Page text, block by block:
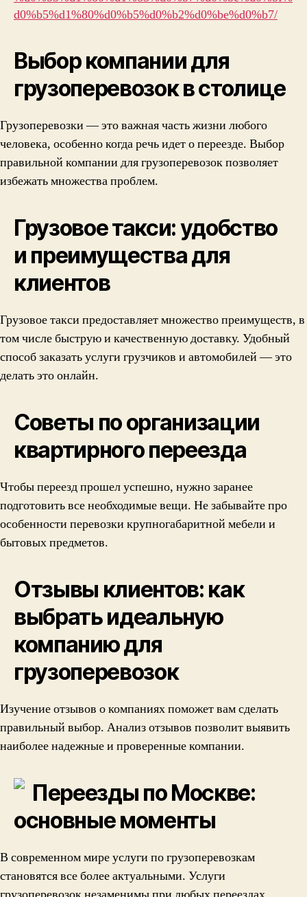
d0%b5%d1%80%d0%b5%d0%b2%d0%be%d0%b7/
Выбор компании для
грузоперевозок в столице
Грузоперевозки — это важная часть жизни любого
человека, особенно когда речь идет о переезде. Выбор
правильной компании для грузоперевозок позволяет
избежать множества проблем.
Грузовое такси: удобство
и преимущества для
клиентов
Грузовое такси предоставляет множество преимуществ, в
том числе быструю и качественную доставку. Удобный
способ заказать услуги грузчиков и автомобилей — это
делать это онлайн.
Советы по организации
квартирного переезда
Чтобы переезд прошел успешно, нужно заранее
подготовить все необходимые вещи. Не забывайте про
особенности перевозки крупногабаритной мебели и
бытовых предметов.
Отзывы клиентов: как
выбрать идеальную
компанию для
грузоперевозок
Изучение отзывов о компаниях поможет вам сделать
правильный выбор. Анализ отзывов позволит выявить
наиболее надежные и проверенные компании.
Переезды по Москве:
основные моменты
В современном мире услуги по грузоперевозкам
становятся все более актуальными. Услуги